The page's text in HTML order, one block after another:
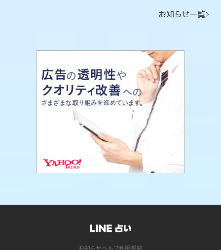
お知らせ一覧